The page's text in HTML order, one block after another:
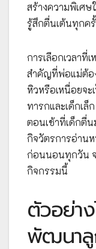
สร้างความพิเศ
รู้สึกตื่นเต้นทุกค
การเลือกเวลาที่
สำคัญที่พ่อแม่ต้อ
หิวหรือเหนื่อยจะ
ทารกและเด็กเล็
ตอนเช้าที่เด็กตื่น
กิจวัตรการอ่าน
ก่อนนอนทุกวัน จ
กิจกรรมนี้
ตัวอย่า
พัฒนาลู